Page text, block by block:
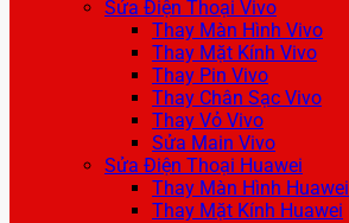
Sửa Điện Thoại Vivo
Thay Màn Hình Vivo
Thay Mặt Kính Vivo
Thay Pin Vivo
Thay Chân Sạc Vivo
Thay Vỏ Vivo
Sửa Main Vivo
Sửa Điện Thoại Huawei
Thay Màn Hình Huawei
Thay Mặt Kính Huawei